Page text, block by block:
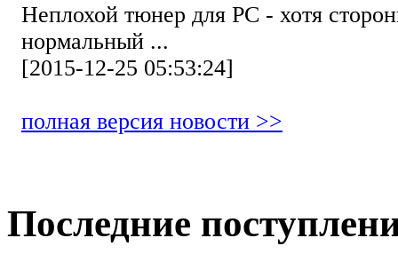
Неплохой тюнер для РС - хотя
нормальный ...
[2015-12-25 05:53:24]
полная версия новости >>
Последние